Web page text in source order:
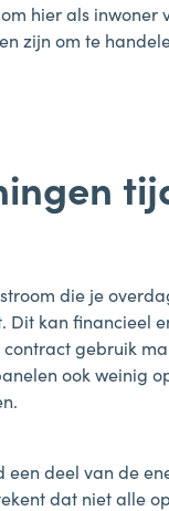
hier als inwoner
zijn om te
die je
Dit kan financieel
gebruik
ook weinig
deel van de
dat niet alle